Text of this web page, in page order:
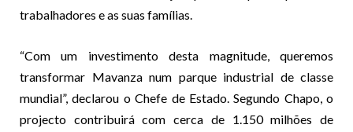
trabalhadores e as suas famílias.
“Com um investimento desta magnitude, queremos
transformar Mavanza num parque industrial de classe
mundial”, declarou o Chefe de Estado. Segundo Chapo, o
projecto contribuirá com cerca de 1.150 milhões de